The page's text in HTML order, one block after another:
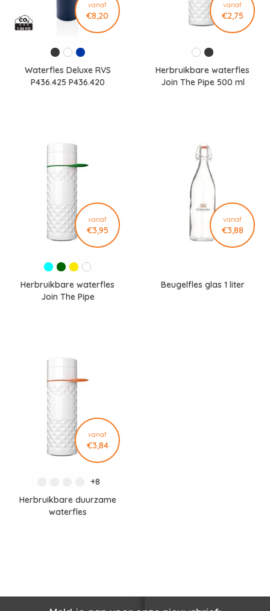
Drukformaat: Ø40
Materiaal: biobased HDPE
Waterflessen zijn een duurzaam én herbruikbaar
relatiegeschenk voor uw klanten omdat ze herbruikbaar zijn en
hierdoor bijdragen aan de reductie van plastic afval.
geschikt geschenk omdat het vaak gebruikt wordt en zo vaak
zichtbaar is voor anderen.
Ervaar de persoonlijke service van ons
familiebedrijf sinds
Bel ons op+31 77 354 1483 bericht
. We denken
graag met je mee.
Bekijk het hele overzicht van "Bidons bedrukken"
vanaf
€8,20
Waterfles Deluxe RVS
P436.425 P436.420
vanaf
€2,75
Herbruikbare waterfles
Join The Pipe 500 ml
vanaf
€3,95
Herbruikbare waterfles
Join The Pipe
vanaf
€3,88
Beugelfles glas 1 liter
vanaf
€3,84
+8
Herbruikbare duurzame
waterfles